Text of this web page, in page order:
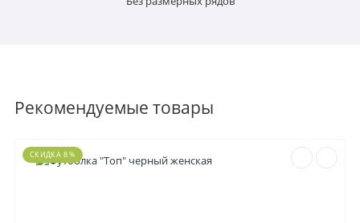
Рекомендуемые товары
СКИДКА 8 %